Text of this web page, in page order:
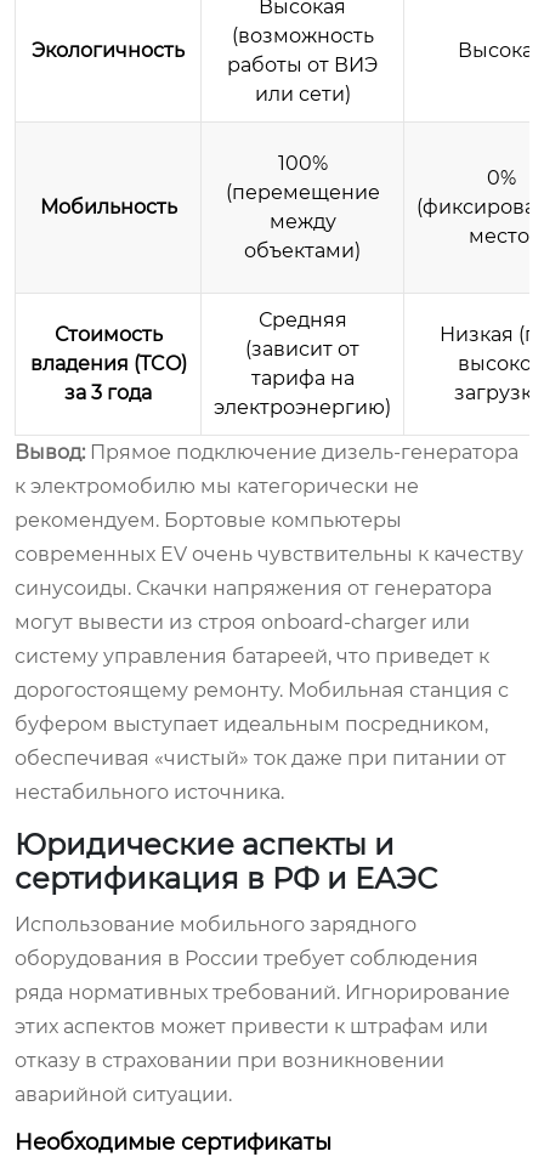
Экологичность
Высокая
(возможность
работы от ВИЭ
или сети)
Высокая
Мобильность
100%
(перемещение
между
объектами)
0%
место)
Стоимость
владения (TCO)
за 3 года
Средняя
(зависит от
тарифа на
электроэнергию)
Низкая
высокой
Вывод: Прямое подключение дизель-генератора
к электромобилю мы категорически не
рекомендуем. Бортовые компьютеры
современных EV очень чувствительны к качеству
синусоиды. Скачки напряжения от генератора
могут вывести из строя onboard-charger или
систему управления батареей, что приведет к
дорогостоящему ремонту. Мобильная станция с
буфером выступает идеальным посредником,
обеспечивая «чистый» ток даже при питании от
нестабильного источника.
Юридические аспекты и
сертификация в РФ и ЕАЭС
Использование мобильного зарядного
оборудования в России требует соблюдения
ряда нормативных требований. Игнорирование
этих аспектов может привести к штрафам или
отказу в страховании при возникновении
аварийной ситуации.
Необходимые сертификаты